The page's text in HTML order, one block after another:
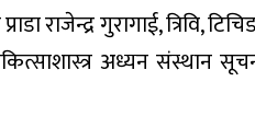
राजेन्द्र गुरागाई, त्रिवि,
अध्यन संस्थान